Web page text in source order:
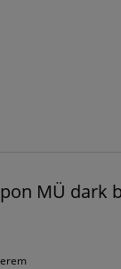
MÜ dark